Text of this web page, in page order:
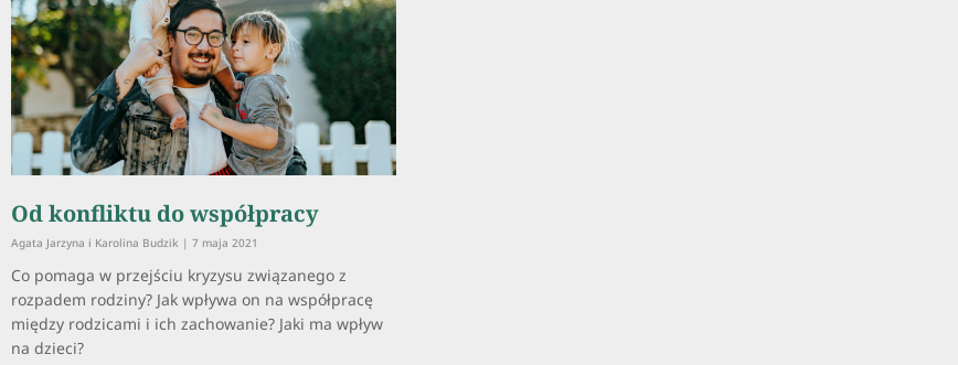
Od konfliktu do współpracy
Agata Jarzyna i Karolina Budzik 7 maja 2021
Co pomaga w przejściu kryzysu związanego z
rozpadem rodziny? Jak wpływa on na współpracę
między rodzicami i ich zachowanie? Jaki ma wpływ
na dzieci?